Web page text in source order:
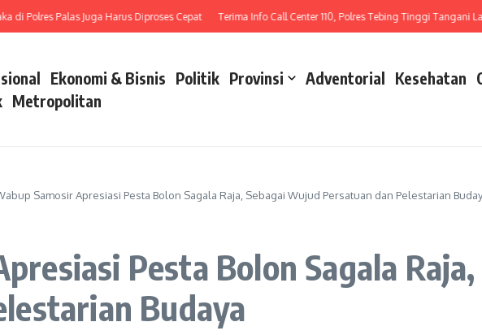
Palas Juga Harus Diproses Cepat Terima Info Call Center 110, Polres Tebing Tinggi Tangani Laka
Ekonomi & Bisnis Politik Provinsi Adventorial Kesehatan
Metropolitan
Samosir Apresiasi Pesta Bolon Sagala Raja, Sebagai Wujud Persatuan dan Pelestarian
Pesta Bolon Sagala
Budaya